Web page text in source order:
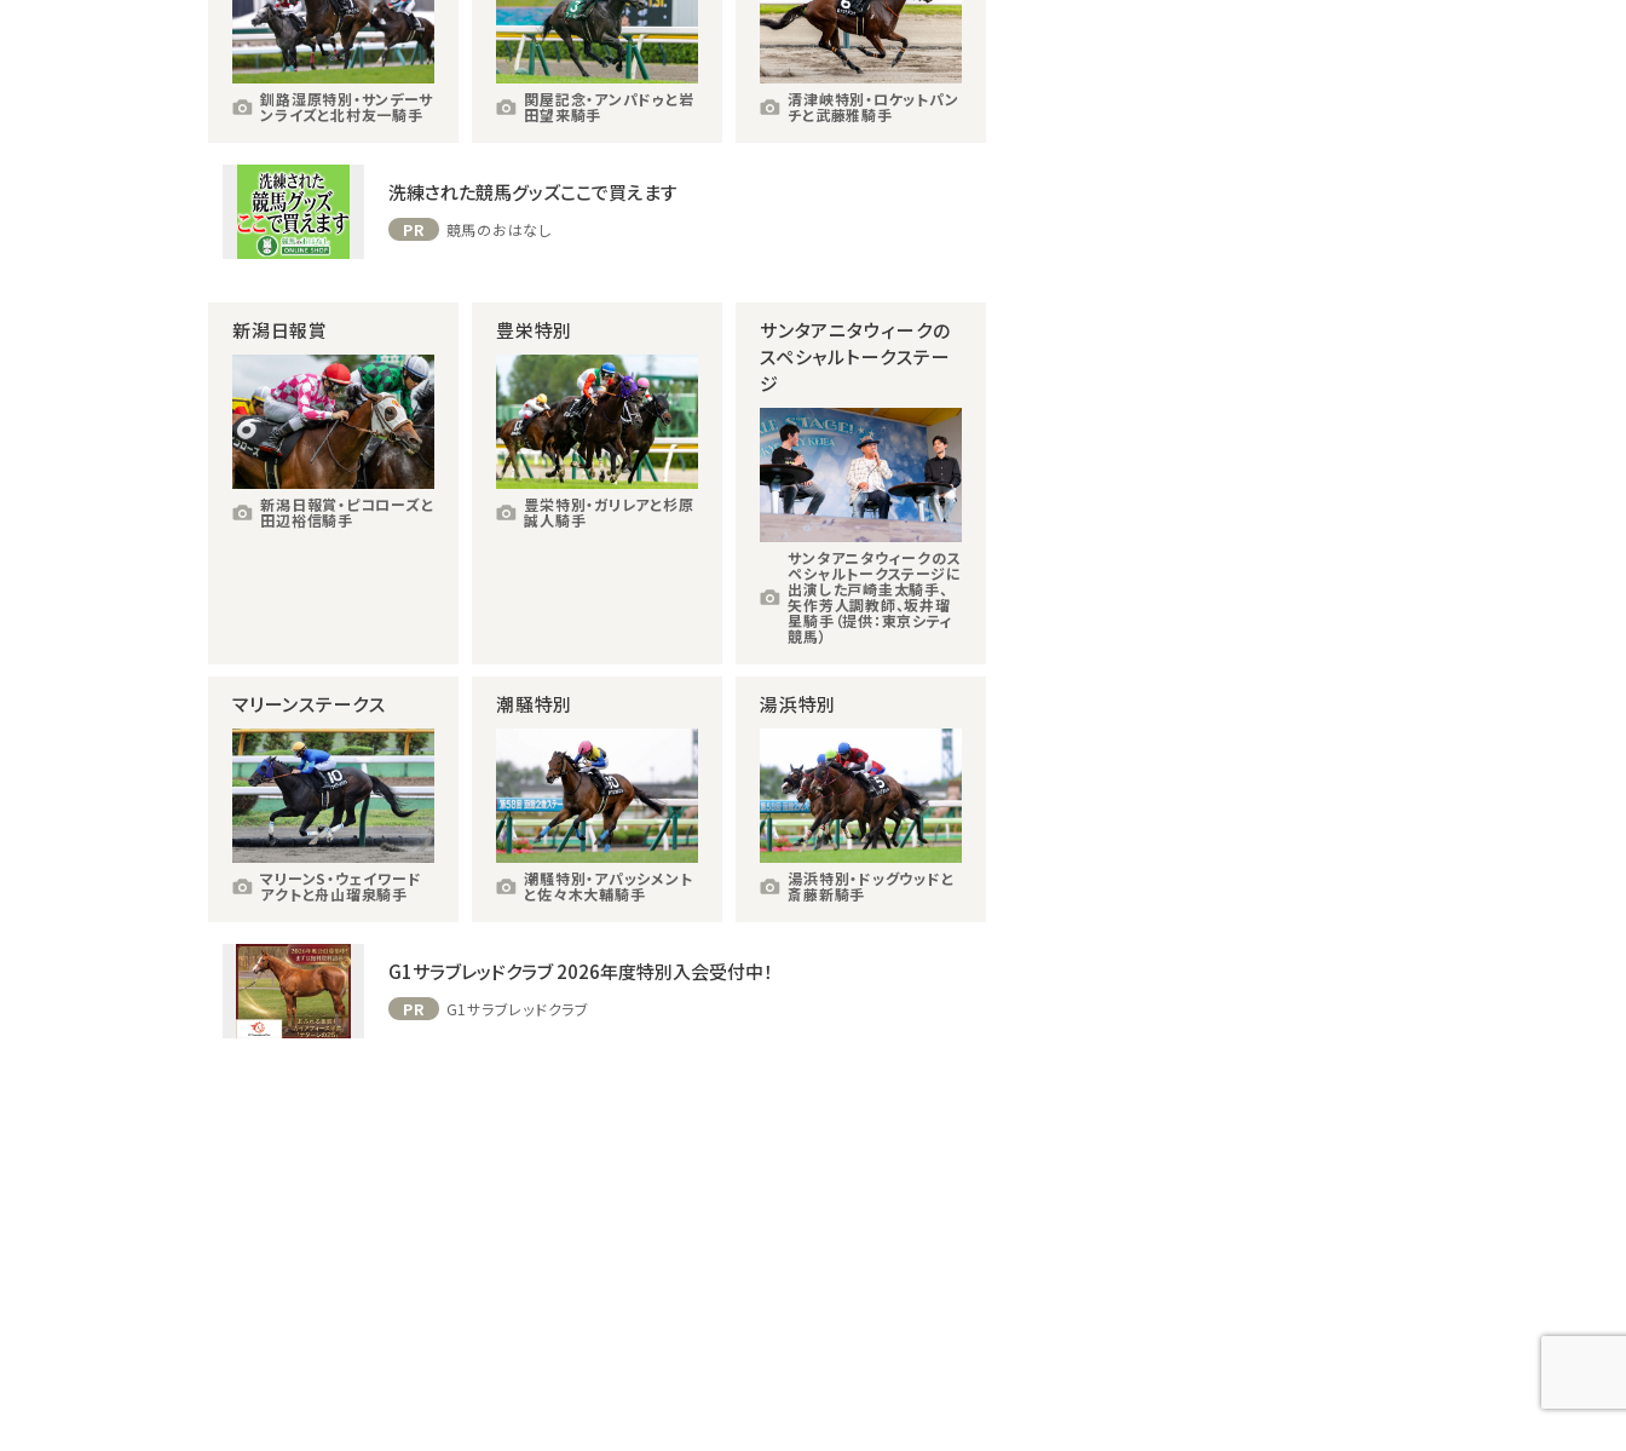
釧路湿原特別・サンデーサ
ンライズと北村友一騎手
関屋記念・アンパドゥと岩
田望来騎手
清津峡特別・ロケットパン
チと武藤雅騎手
洗練された競馬グッズここで買えます
PR 競馬のおはなし
新潟日報賞
新潟日報賞・ピコローズと
田辺裕信騎手
豊栄特別
豊栄特別・ガリレアと杉原
誠人騎手
サンタアニタウィークの
スペシャルトークステー
ジ
サンタアニタウィークのス
ペシャルトークステージに
出演した戸崎圭太騎手、
矢作芳人調教師、坂井瑠
星騎手（提供：東京シティ
競馬）
マリーンステークス
マリーンS・ウェイワード
アクトと舟山瑠泉騎手
潮騒特別
潮騒特別・アパッシメント
と佐々木大輔騎手
湯浜特別
湯浜特別・ドッグウッドと
斎藤新騎手
G1サラブレッドクラブ 2026年度特別入会受付中！
PR G1サラブレッドクラブ